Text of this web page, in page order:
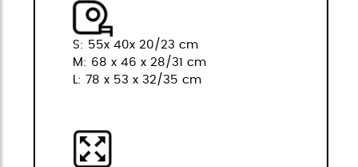
S: 55x 40x 20/23 cm
M: 68 x 46 x 28/31 cm
L: 78 x 53 x 32/35 cm